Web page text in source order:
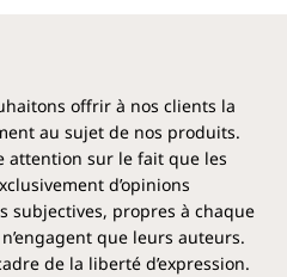
offrir à nos clients la
au sujet de nos produits.
attention sur le fait que les
d’opinions
subjectives, propres à chaque
que leurs auteurs.
de la liberté d’expression.